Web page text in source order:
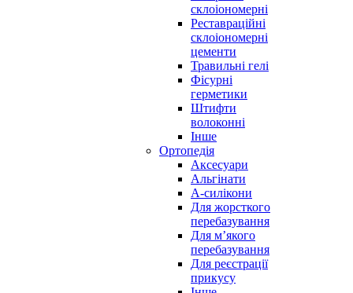
склоіономерні
Реставраційні
склоіономерні
цементи
Травильні гелі
Фісурні
герметики
Штифти
волоконні
Інше
Ортопедія
Аксесуари
Альгінати
А-силікони
Для жорсткого
перебазування
Для м’якого
перебазування
Для реєстрації
прикусу